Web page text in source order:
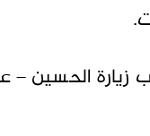
ابن قولويه في [باب 70